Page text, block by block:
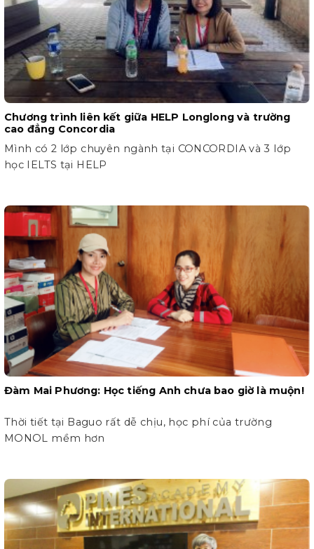
Chương trình liên kết giữa HELP Longlong và trường
cao đẳng Concordia
Mình có 2 lớp chuyên ngành tại CONCORDIA và 3 lớp
học IELTS tại HELP
Đàm Mai Phương: Học tiếng Anh chưa bao giờ là muộn!
Thời tiết tại Baguo rất dễ chịu, học phí của trường
MONOL mềm hơn